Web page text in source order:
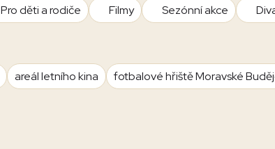
Pro děti a rodiče Filmy Sezónní akce
areál letního kina
fotbalové hřiště Moravské